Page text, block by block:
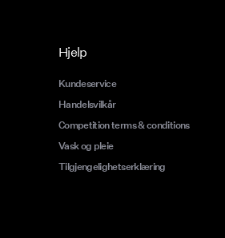
Hjelp
Kundeservice
Handelsvilkår
Competition terms & conditions
Vask og pleie
Tilgjengelighetserklæring